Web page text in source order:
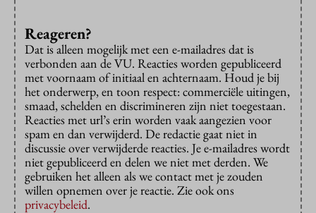
Reageren?
Dat is alleen mogelijk met een e-mailadres dat is
verbonden aan de VU. Reacties worden gepubliceerd
met voornaam of initiaal en achternaam. Houd je bij
het onderwerp, en toon respect: commerciële uitingen,
smaad, schelden en discrimineren zijn niet toegestaan.
Reacties met url’s erin worden vaak aangezien voor
spam en dan verwijderd. De redactie gaat niet in
discussie over verwijderde reacties. Je e-mailadres wordt
niet gepubliceerd en delen we niet met derden. We
gebruiken het alleen als we contact met je zouden
willen opnemen over je reactie. Zie ook ons
privacybeleid.